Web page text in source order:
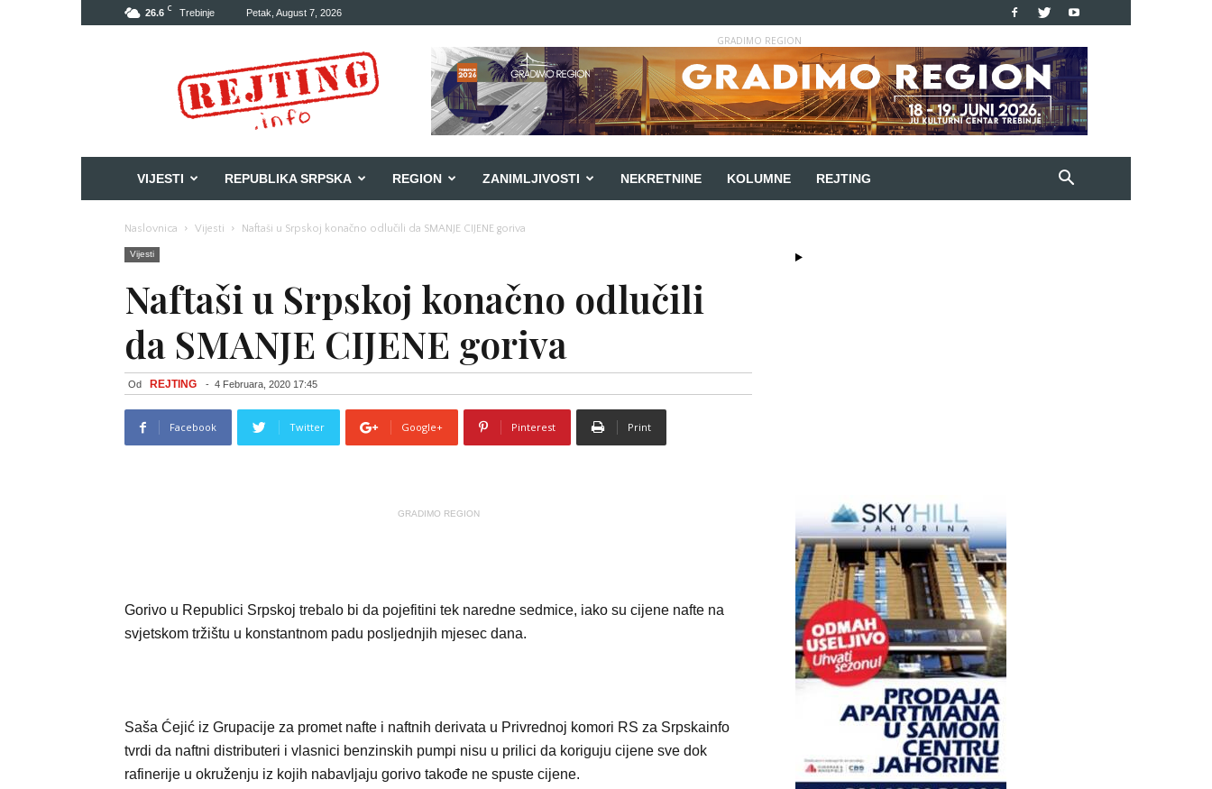
26.6 C Trebinje Petak, August 7, 2026
GRADIMO REGION
VIJESTI REPUBLIKA SRPSKA REGION ZANIMLJIVOSTI NEKRETNINE KOLUMNE REJTING
Naslovnica Vijesti Naftaši u Srpskoj konačno odlučili da SMANJE CIJENE goriva
Vijesti
Naftaši u Srpskoj konačno odlučili
da SMANJE CIJENE goriva
Od REJTING - 4 Februara, 2020 17:45
Facebook Twitter Google+ Pinterest Print
GRADIMO REGION
Gorivo u Republici Srpskoj trebalo bi da pojefitini tek naredne sedmice, iako su cijene nafte na
svjetskom tržištu u konstantnom padu posljednjih mjesec dana.
Saša Ćejić iz Grupacije za promet nafte i naftnih derivata u Privrednoj komori RS za Srpskainfo
tvrdi da naftni distributeri i vlasnici benzinskih pumpi nisu u prilici da koriguju cijene sve dok
rafinerije u okruženju iz kojih nabavljaju gorivo takođe ne spuste cijene.